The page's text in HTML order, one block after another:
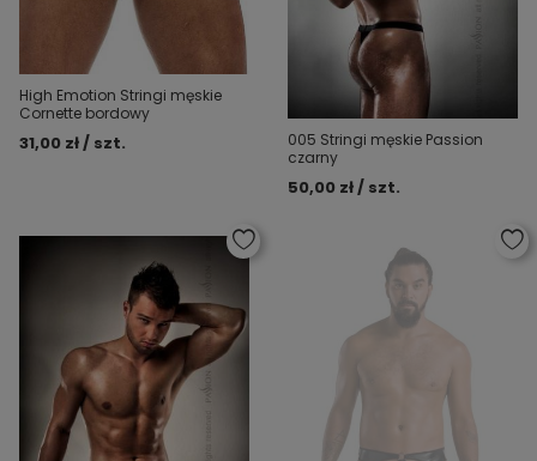
High Emotion Stringi męskie
Cornette bordowy
31,00 zł / szt.
005 Stringi męskie Passion
czarny
50,00 zł / szt.